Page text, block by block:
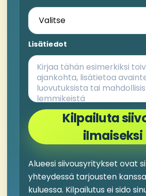
Lisätiedot
Kilpailuta
ilmaiseksi
Alueesi siivousyritykset ovat
yhteydessä tarjousten
kuluessa. Kilpailutus ei sido